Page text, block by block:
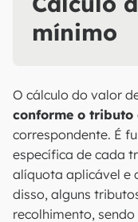
mínimo
O cálculo do valor
conforme o tributo
correspondente. É
específica de cada
alíquota aplicável e
disso, alguns
recolhimento, sendo